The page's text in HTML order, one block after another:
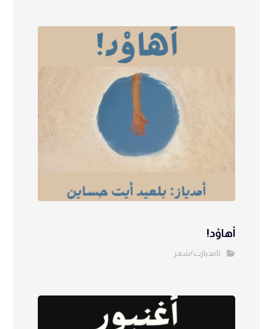
أهاوْد!
تامديازت/شعر